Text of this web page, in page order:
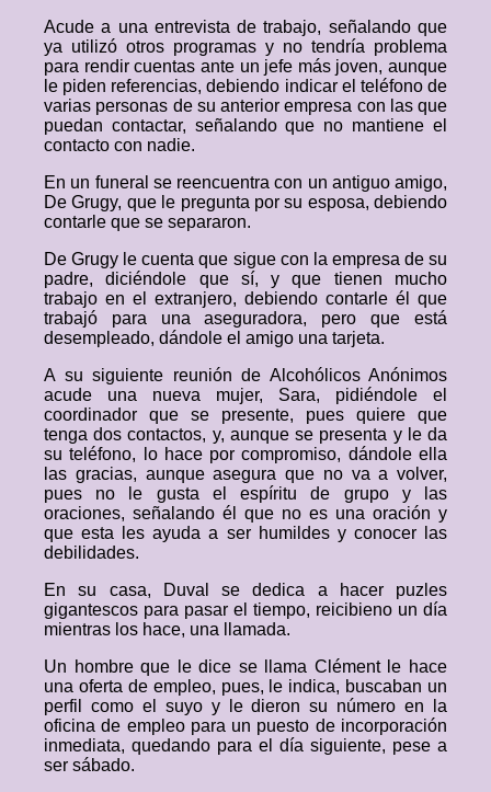
Acude a una entrevista de trabajo, señalando que
ya utilizó otros programas y no tendría problema
para rendir cuentas ante un jefe más joven, aunque
le piden referencias, debiendo indicar el teléfono de
varias personas de su anterior empresa con las que
puedan contactar, señalando que no mantiene el
contacto con nadie.
En un funeral se reencuentra con un antiguo amigo,
De Grugy, que le pregunta por su esposa, debiendo
contarle que se separaron.
De Grugy le cuenta que sigue con la empresa de su
padre, diciéndole que sí, y que tienen mucho
trabajo en el extranjero, debiendo contarle él que
trabajó para una aseguradora, pero que está
desempleado, dándole el amigo una tarjeta.
A su siguiente reunión de Alcohólicos Anónimos
acude una nueva mujer, Sara, pidiéndole el
coordinador que se presente, pues quiere que
tenga dos contactos, y, aunque se presenta y le da
su teléfono, lo hace por compromiso, dándole ella
las gracias, aunque asegura que no va a volver,
pues no le gusta el espíritu de grupo y las
oraciones, señalando él que no es una oración y
que esta les ayuda a ser humildes y conocer las
debilidades.
En su casa, Duval se dedica a hacer puzles
gigantescos para pasar el tiempo, reicibieno un día
mientras los hace, una llamada.
Un hombre que le dice se llama Clément le hace
una oferta de empleo, pues, le indica, buscaban un
perfil como el suyo y le dieron su número en la
oficina de empleo para un puesto de incorporación
inmediata, quedando para el día siguiente, pese a
ser sábado.